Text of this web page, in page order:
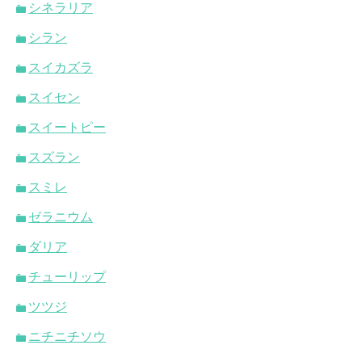
シネラリア
シラン
スイカズラ
スイセン
スイートピー
スズラン
スミレ
ゼラニウム
ダリア
チューリップ
ツツジ
ニチニチソウ